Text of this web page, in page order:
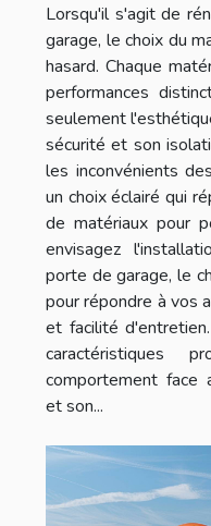
Lorsqu'il s'agit de
garage, le choix du
hasard. Chaque
performances
seulement
sécurité et son
les inconvénients
un choix éclairé qui
de matériaux pour
envisagez
porte de garage, le
pour répondre à vos
et facilité
caractéristiques
comportement face
et son...